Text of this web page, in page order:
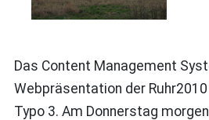
Das Content Management
Webpräsentation der
Typo 3. Am Donnerstag